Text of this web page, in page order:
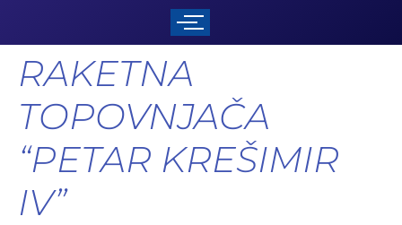
RAKETNA
TOPOVNJAČA
“PETAR KREŠIMIR
IV”